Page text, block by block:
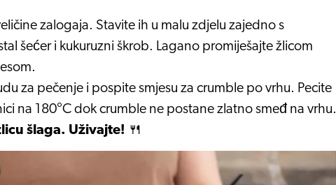
zalogaja. Stavite ih u malu zdjelu zajedno s
šećer i kukuruzni škrob. Lagano promiješajte žlicom
za pečenje i pospite smjesu za crumble po vrhu. Pecite
na 180°C dok crumble ne postane zlatno smeđ na vrhu.
šlaga. Uživajte! 🍴